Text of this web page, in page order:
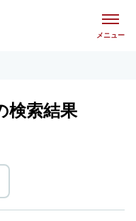
メニュー
検索結果